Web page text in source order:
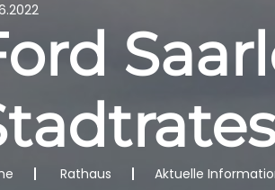
Rathaus Aktuelle